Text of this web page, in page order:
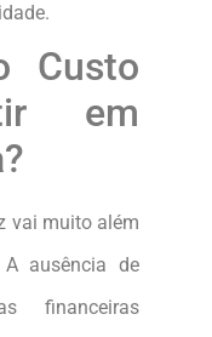
Custo
em
vai muito além
ausência de
financeiras